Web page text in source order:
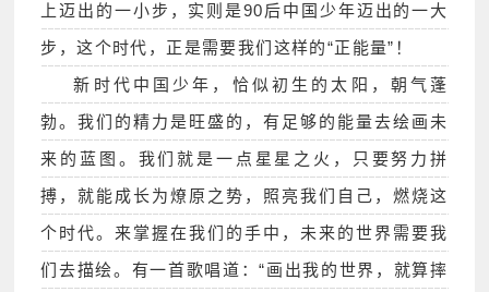
上迈出的一小步，实则是90后中国少年迈出的一大
步，这个时代，正是需要我们这样的“正能量”！
新时代中国少年，恰似初生的太阳，朝气蓬
勃。我们的精力是旺盛的，有足够的能量去绘画未
来的蓝图。我们就是一点星星之火，只要努力拼
搏，就能成长为燎原之势，照亮我们自己，燃烧这
个时代。来掌握在我们的手中，未来的世界需要我
们去描绘。有一首歌唱道：“画出我的世界，就算摔